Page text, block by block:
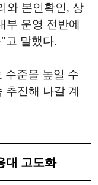
와 본인확인, 상
부 운영 전반에
고 말했다.
수준을 높일 수
추진해 나갈 계
대 고도화